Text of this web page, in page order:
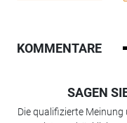
KOMMENTARE
SAGEN
Die qualifizierte Meinung